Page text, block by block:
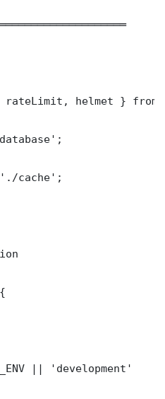
helmet } from
cache';
|| 'development'